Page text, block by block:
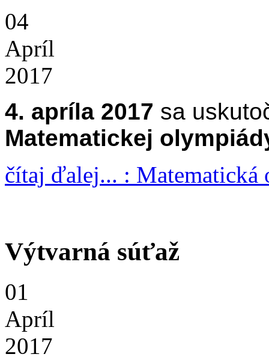
04
Apríl
2017
4. apríla 2017 sa
Matematickej
čítaj ďalej... : Matematická
Výtvarná súťaž
01
Apríl
2017